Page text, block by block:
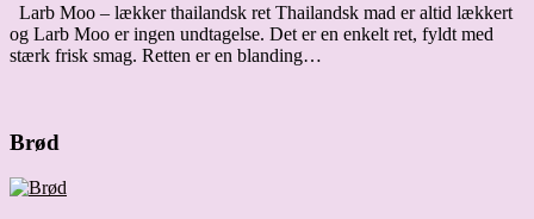
Larb Moo – lækker thailandsk ret Thailandsk mad er altid lækkert
og Larb Moo er ingen undtagelse. Det er en enkelt ret, fyldt med
stærk frisk smag. Retten er en blanding…
Brød